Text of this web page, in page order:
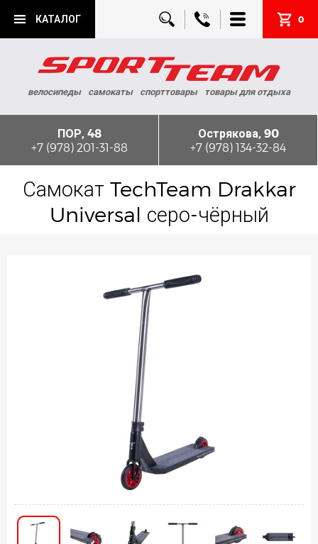
КАТАЛОГ 0
велосипеды самокаты спорттовары товары для отдыха
ПОР, 48
+7 (978) 201-31-88
Острякова, 90
+7 (978) 134-32-84
Самокат TechTeam Drakkar
Universal серо-чёрный